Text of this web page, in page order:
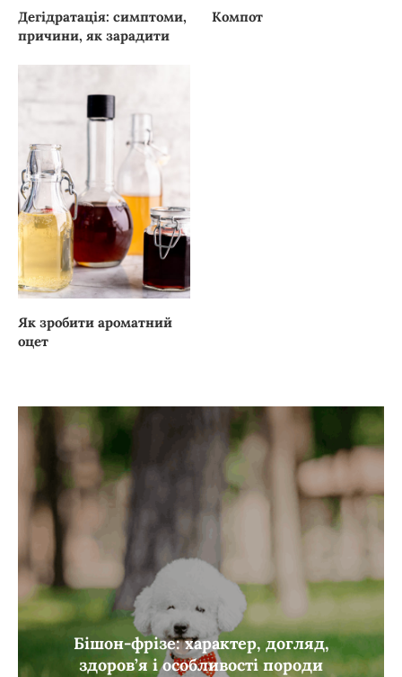
Дегідратація: симптоми,
причини, як зарадити
Компот
Як зробити ароматний
оцет
Бішон-фрізе: характер, догляд,
здоров’я і особливості породи